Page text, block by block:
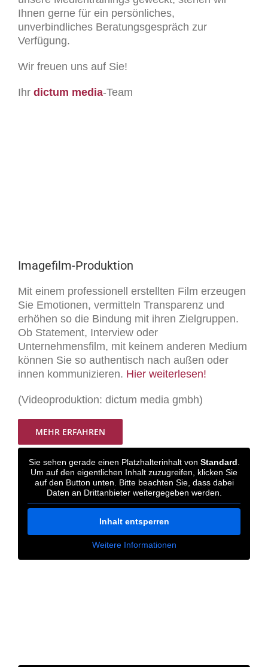
Ihnen gerne für ein persönliches,
unverbindliches Beratungsgespräch zur
Verfügung.
Wir freuen uns auf Sie!
Ihr dictum media-Team
Imagefilm-Produktion
Mit einem professionell erstellten Film erzeugen
Sie Emotionen, vermitteln Transparenz und
erhöhen so die Bindung mit ihren Zielgruppen.
Ob Statement, Interview oder
Unternehmensfilm, mit keinem anderen Medium
können Sie so authentisch nach außen oder
innen kommunizieren. Hier weiterlesen!
(Videoproduktion: dictum media gmbh)
MEHR ERFAHREN
Sie sehen gerade einen Platzhalterinhalt von Standard.
Um auf den eigentlichen Inhalt zuzugreifen, klicken Sie
auf den Button unten. Bitte beachten Sie, dass dabei
Daten an Drittanbieter weitergegeben werden.
Inhalt entsperren
Weitere Informationen